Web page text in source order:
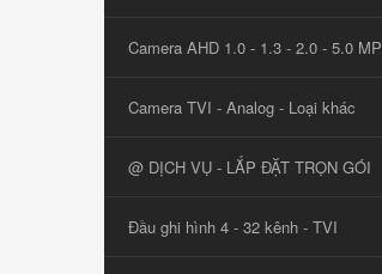
Camera AHD 1.0 - 1.3 - 2.0 - 5.0 MP
Camera TVI - Analog - Loại khác
@ DỊCH VỤ - LẮP ĐẶT TRỌN GÓI
Đầu ghi hình 4 - 32 kênh - TVI